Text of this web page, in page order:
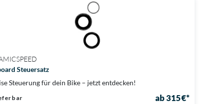
Steuersatz
Steuerung für dein Bike – jetzt entdecken!
ab 315 €*